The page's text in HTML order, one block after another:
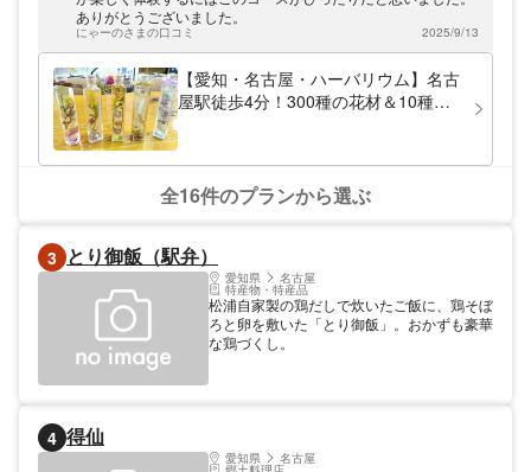
る」事が標準でできます！ガラス（とんぼ
玉）の作り放題体験も人気です！その他ここ
でしか体験できないことも沢山ありますので
当日講師にワガママ言ってみてくださいね。
また名古屋駅から徒歩4分の好アクセス。東
京・大阪など遠方からの旅行者にも便利で
ーター（本格体験）の方まで対応できるよう
に、沢山のプランがご用意してあります。基
本体験は初めての方に合わせて無理のない作
したものができますよ。
ありがとうございました。
にゃーのさまの口コミ 2025/9/13
【愛知・名古屋・ハーバリウム】名古
屋駅徒歩4分！300種の花材＆10種の
全16件のプランから選ぶ
3 とり御飯（駅弁）
愛知県 名古屋
特産物・特産品
松浦自家製の鶏だしで炊いたご飯に、鶏そぼ
ろと卵を敷いた「とり御飯」。おかずも豪華
な鶏づくし。
4 得仙
愛知県 名古屋